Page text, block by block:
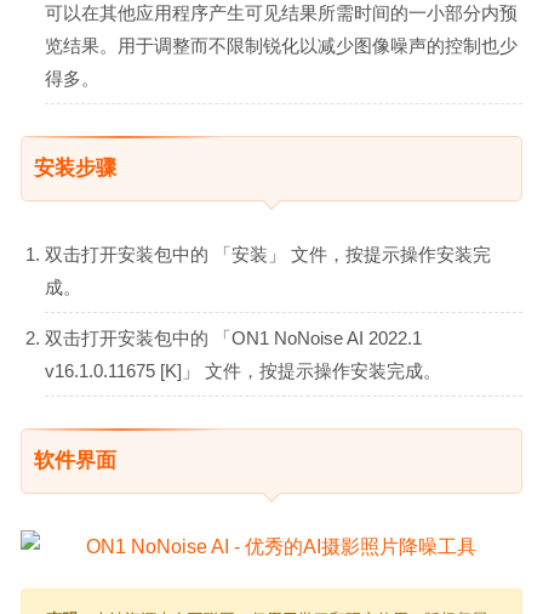
可以在其他应用程序产生可见结果所需时间的一小部分内预
览结果。用于调整而不限制锐化以减少图像噪声的控制也少
得多。
安装步骤
双击打开安装包中的 「安装」 文件，按提示操作安装完
成。
双击打开安装包中的 「ON1 NoNoise AI 2022.1
v16.1.0.11675 [K]」 文件，按提示操作安装完成。
软件界面